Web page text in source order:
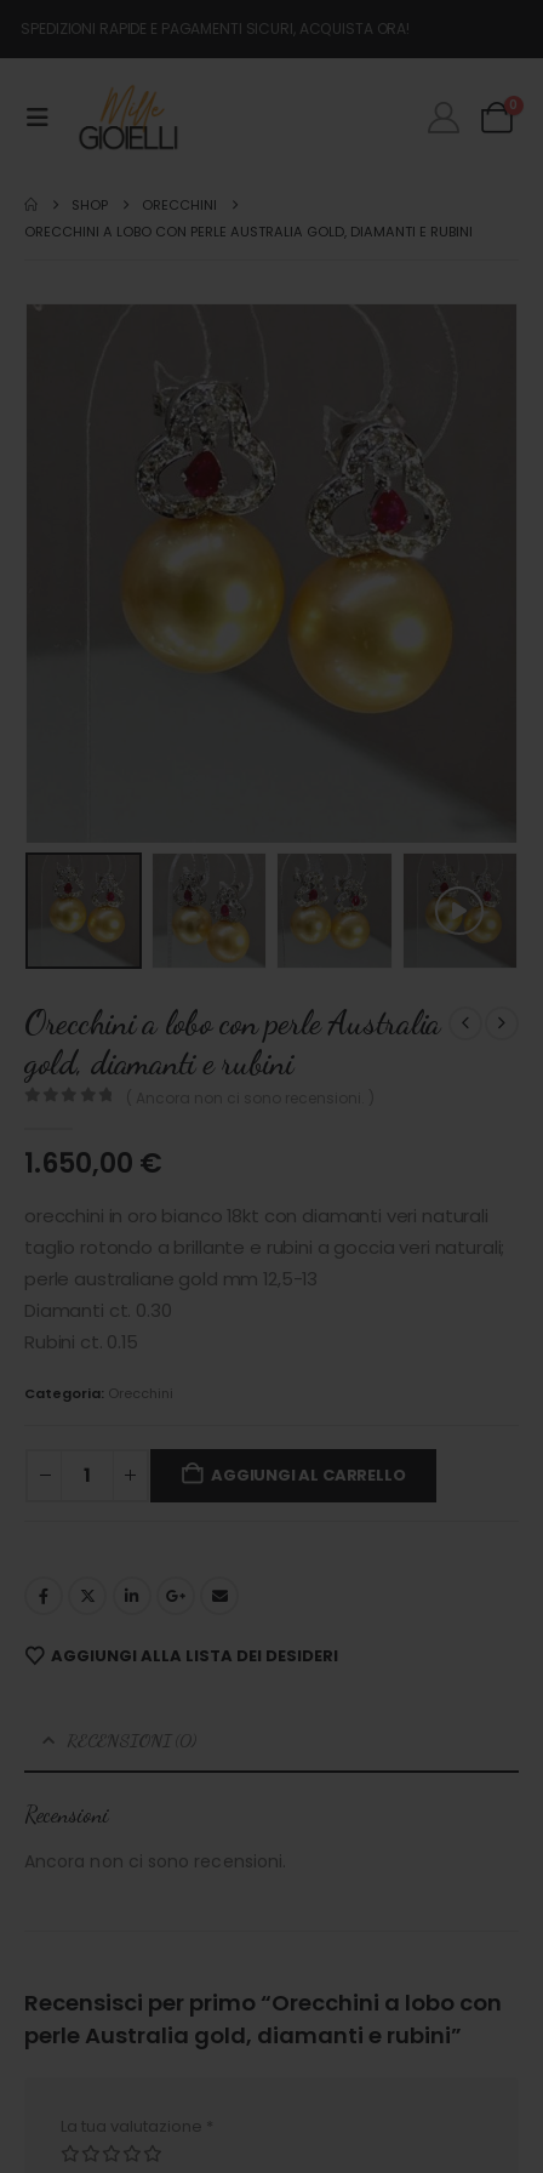
SPEDIZIONI RAPIDE E PAGAMENTI SICURI, ACQUISTA ORA!
0
SHOP
ORECCHINI
ORECCHINI A LOBO CON PERLE AUSTRALIA GOLD, DIAMANTI E RUBINI
Orecchini a lobo con perle Australia
gold, diamanti e rubini
1.650,00 €
orecchini in oro bianco 18kt con diamanti veri naturali
taglio rotondo a brillante e rubini a goccia veri naturali;
perle australiane gold mm 12,5-13
Diamanti ct. 0.30
Rubini ct. 0.15
Categoria: Orecchini
AGGIUNGI AL CARRELLO
AGGIUNGI ALLA LISTA DEI DESIDERI
RECENSIONI (0)
Recensioni
Ancora non ci sono recensioni.
Recensisci per primo “Orecchini a lobo con
perle Australia gold, diamanti e rubini”
La tua valutazione *